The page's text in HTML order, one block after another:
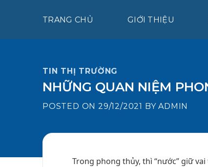
TRANG CHỦ GIỚI THIỆU
TIN THỊ TRƯỜNG
NHỮNG QUAN NIỆM
POSTED ON29/12/2021 BYADMIN
Trong phong thủy, thì “nước” giữ